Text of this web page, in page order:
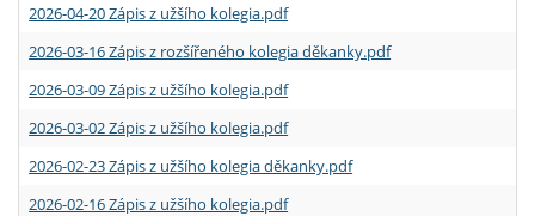
2026-04-20 Zápis z užšího kolegia.pdf
2026-03-16 Zápis z rozšířeného kolegia děkanky.pdf
2026-03-09 Zápis z užšího kolegia.pdf
2026-03-02 Zápis z užšího kolegia.pdf
2026-02-23 Zápis z užšího kolegia děkanky.pdf
2026-02-16 Zápis z užšího kolegia.pdf